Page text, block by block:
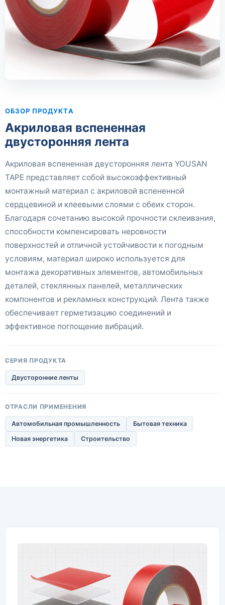
ОБЗОР ПРОДУКТА
Акриловая вспененная
двусторонняя лента
Акриловая вспененная двусторонняя лента YOUSAN
TAPE представляет собой высокоэффективный
монтажный материал с акриловой вспененной
сердцевиной и клеевыми слоями с обеих сторон.
Благодаря сочетанию высокой прочности склеивания,
способности компенсировать неровности
поверхностей и отличной устойчивости к погодным
условиям, материал широко используется для
монтажа декоративных элементов, автомобильных
деталей, стеклянных панелей, металлических
компонентов и рекламных конструкций. Лента также
обеспечивает герметизацию соединений и
эффективное поглощение вибраций.
СЕРИЯ ПРОДУКТА
Двусторонние ленты
ОТРАСЛИ ПРИМЕНЕНИЯ
Автомобильная промышленность
Бытовая техника
Новая энергетика
Строительство